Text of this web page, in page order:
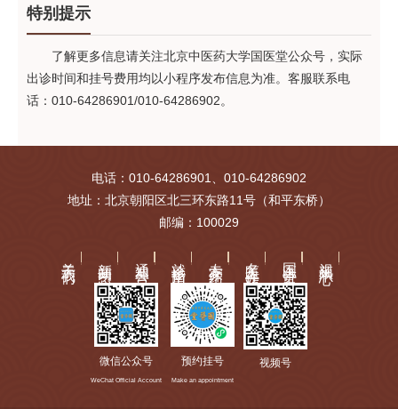
特别提示
了解更多信息请关注北京中医药大学国医堂公众号，实际
出诊时间和挂号费用均以小程序发布信息为准。客服联系电
话：010-64286901/010-64286902。
电话：010-64286901、010-64286902
地址：北京朝阳区北三环东路11号（和平东桥）
邮编：100029
微信公众号
WeChat Official Account
预约挂号
Make an appointment
视频号